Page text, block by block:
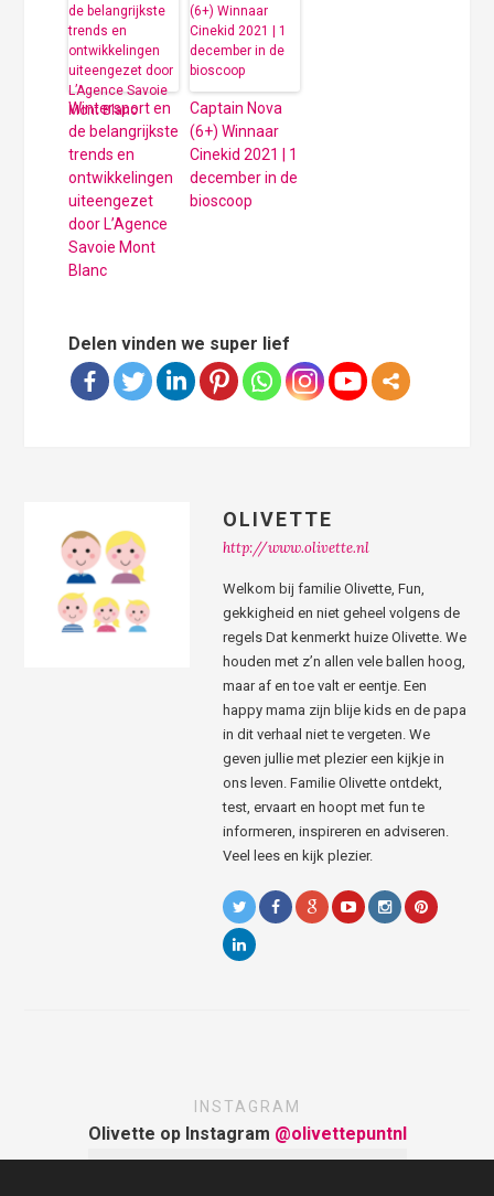
Wintersport en
de belangrijkste
trends en
ontwikkelingen
uiteengezet
door L’Agence
Savoie Mont
Blanc
Captain Nova
(6+) Winnaar
Cinekid 2021 | 1
december in de
bioscoop
Delen vinden we super lief
OLIVETTE
http://www.olivette.nl
Welkom bij familie Olivette, Fun,
gekkigheid en niet geheel volgens de
regels Dat kenmerkt huize Olivette. We
houden met z’n allen vele ballen hoog,
maar af en toe valt er eentje. Een
happy mama zijn blije kids en de papa
in dit verhaal niet te vergeten. We
geven jullie met plezier een kijkje in
ons leven. Familie Olivette ontdekt,
test, ervaart en hoopt met fun te
informeren, inspireren en adviseren.
Veel lees en kijk plezier.
INSTAGRAM
Olivette op Instagram @olivettepuntnl